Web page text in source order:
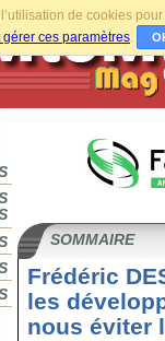
de cookies
gérer ces paramètres.
SOMMAIRE
Frédéric
les
nous éviter